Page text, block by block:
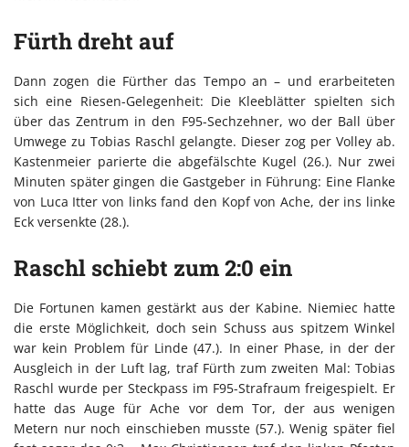
Fürth dreht auf
Dann zogen die Fürther das Tempo an – und erarbeiteten
sich eine Riesen-Gelegenheit: Die Kleeblätter spielten sich
über das Zentrum in den F95-Sechzehner, wo der Ball über
Umwege zu Tobias Raschl gelangte. Dieser zog per Volley ab.
Kastenmeier parierte die abgefälschte Kugel (26.). Nur zwei
Minuten später gingen die Gastgeber in Führung: Eine Flanke
von Luca Itter von links fand den Kopf von Ache, der ins linke
Eck versenkte (28.).
Raschl schiebt zum 2:0 ein
Die Fortunen kamen gestärkt aus der Kabine. Niemiec hatte
die erste Möglichkeit, doch sein Schuss aus spitzem Winkel
war kein Problem für Linde (47.). In einer Phase, in der der
Ausgleich in der Luft lag, traf Fürth zum zweiten Mal: Tobias
Raschl wurde per Steckpass im F95-Strafraum freigespielt. Er
hatte das Auge für Ache vor dem Tor, der aus wenigen
Metern nur noch einschieben musste (57.). Wenig später fiel